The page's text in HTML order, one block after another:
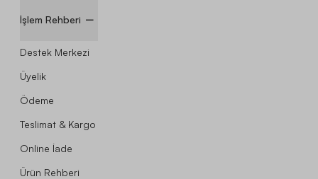
İşlem Rehberi
Destek Merkezi
Üyelik
Ödeme
Teslimat & Kargo
Online İade
Ürün Rehberi